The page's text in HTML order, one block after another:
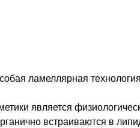
ламеллярная технология
является
встраиваются в